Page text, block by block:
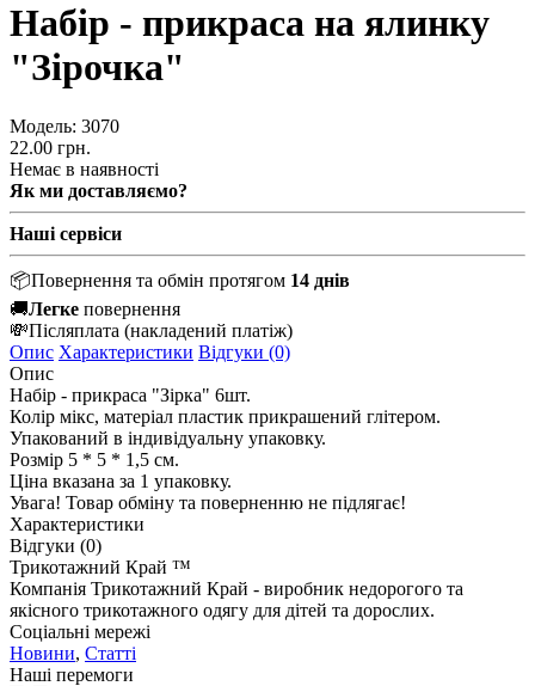
Набір - прикраса на ялинку
"Зірочка"
Модель: 3070
22.00 грн.
Немає в наявності
Як ми доставляємо?
Наші сервіси
📦Повернення та обмін протягом 14 днів
🚚Легке повернення
💸Післяплата (накладений платіж)
Опис Характеристики Відгуки (0)
Опис
Набір - прикраса "Зірка" 6шт.
Колір мікс, матеріал пластик прикрашений глітером.
Упакований в індивідуальну упаковку.
Розмір 5 * 5 * 1,5 см.
Ціна вказана за 1 упаковку.
Увага! Товар обміну та поверненню не підлягає!
Характеристики
Відгуки (0)
Трикотажний Край ™
Компанія Трикотажний Край - виробник недорогого та
якісного трикотажного одягу для дітей та дорослих.
Соціальні мережі
Новини, Статті
Наші перемоги